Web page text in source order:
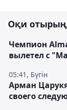
Оқи
05:41, Бүгін
Чемпион
вылетел с
Арман
своего